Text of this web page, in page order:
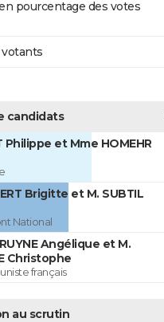
pourcentage des votes
candidats
Philippe et Mme HOMEHR
Brigitte et M. SUBTIL
National
Angélique et M.
Christophe
français
au scrutin